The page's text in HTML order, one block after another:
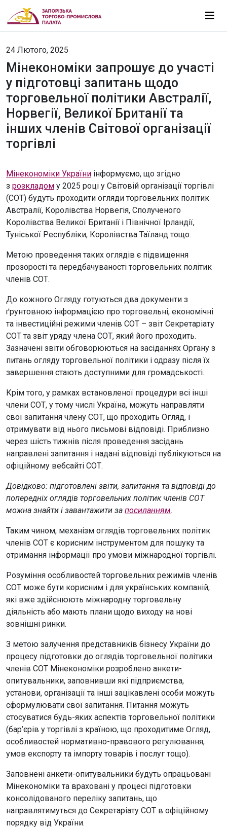
24 Лютого, 2025
Мінекономіки запрошує до участі
у підготовці запитань щодо
торговельної політики Австралії,
Норвегії, Великої Британії та
інших членів Світової організації
торгівлі
Мінекономіки України інформуємо, що згідно
з розкладом у 2025 році у Світовій організації торгівлі
(СОТ) будуть проходити огляди торговельних політик
Австралії, Королівства Норвегія, Сполученого
Королівства Великої Британії і Північної Ірландії,
Туніської Республіки, Королівства Таїланд тощо.
Метою проведення таких оглядів є підвищення
прозорості та передбачуваності торговельних політик
членів СОТ.
До кожного Огляду готуються два документи з
ґрунтовною інформацією про торговельні, економічні
та інвестиційні режими членів СОТ – звіт Секретаріату
СОТ та звіт уряду члена СОТ, який його проходить.
Зазначені звіти обговорюються на засіданнях Органу з
питань огляду торговельної політики і одразу після їх
завершення стають доступними для громадськості.
Крім того, у рамках встановленої процедури всі інші
члени СОТ, у тому числі Україна, можуть направляти
свої запитання члену СОТ, що проходить Огляд, і
отримувати від нього письмові відповіді. Приблизно
через шість тижнів після проведення засідань
направлені запитання і надані відповіді публікуються на
офіційному вебсайті СОТ.
Довідково: підготовлені звіти, запитання та відповіді до
попередніх оглядів торговельних політик членів СОТ
можна знайти і завантажити за посиланням.
Таким чином, механізм оглядів торговельних політик
членів СОТ є корисним інструментом для пошуку та
отримання інформації про умови міжнародної торгівлі.
Розуміння особливостей торговельних режимів членів
СОТ може бути корисним і для українських компаній,
які вже здійснюють міжнародну торговельну
діяльність або мають плани щодо виходу на нові
зовнішні ринки.
З метою залучення представників бізнесу України до
процесу підготовки до оглядів торговельної політики
членів СОТ Мінекономіки розроблено анкети-
опитувальники, заповнивши які підприємства,
установи, організації та інші зацікавлені особи можуть
сформулювати свої запитання. Питання можуть
стосуватися будь-яких аспектів торговельної політики
(бар’єрів у торгівлі з країною, що проходитиме Огляд,
особливостей нормативно-правового регулювання,
умов експорту та імпорту товарів і послуг тощо).
Заповнені анкети-опитувальники будуть опрацьовані
Мінекономіки та враховані у процесі підготовки
консолідованого переліку запитань, що
направлятимуться до Секретаріату СОТ в офіційному
порядку від України.